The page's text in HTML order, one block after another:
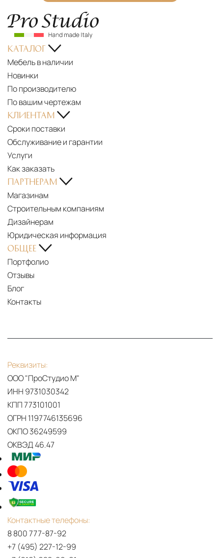
PDF
New
collection
2023
PDF
collection
2023
PDF
LIGHT
OF
ITALY
EUROLUCE
LIGHT
OF
ITALY
-
BORA
FORMAT
SHOWROOM
-
EUROLUCE
LIGHT
OF
ITALY
КАТАЛОГ
Мебель в наличии
Новинки
По производителю
По вашим чертежам
КЛИЕНТАМ
Сроки поставки
Обслуживание и гарантии
Услуги
Как заказать
ПАРТНЕРАМ
Магазинам
Строительным компаниям
Дизайнерам
Юридическая информация
ОБЩЕЕ
Портфолио
Отзывы
Блог
Контакты
Реквизиты:
ООО "ПроСтудио М"
ИНН 9731030342
КПП 773101001
ОГРН 1197746135696
ОКПО 36249599
ОКВЭД 46.47
Контактные телефоны:
8 800 777-87-92
+7 (495) 227-12-99